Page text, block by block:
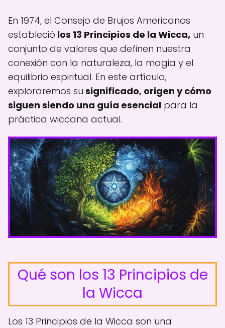
En 1974, el Consejo de Brujos Americanos
estableció los 13 Principios de la Wicca, un
conjunto de valores que definen nuestra
conexión con la naturaleza, la magia y el
equilibrio espiritual. En este artículo,
exploraremos su significado, origen y cómo
siguen siendo una guía esencial para la
práctica wiccana actual.
Qué son los 13 Principios de
la Wicca
Los 13 Principios de la Wicca son una